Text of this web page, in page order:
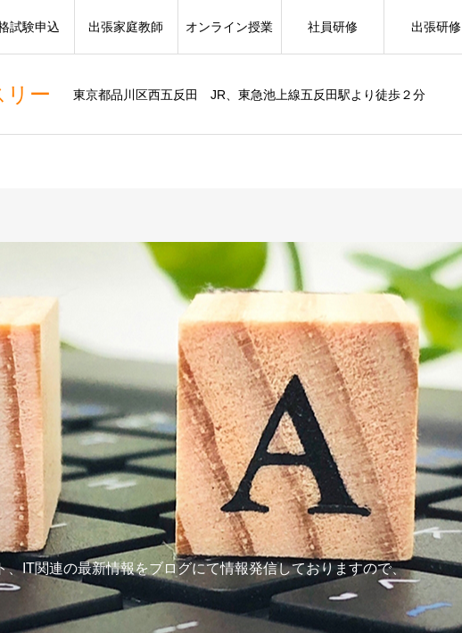
リー 東京都品川区西五反田 JR、東急池上線五反田駅より徒歩２分
試験申込 出張家庭教師 オンライン授業 社員研修 出張研修
、IT関連の最新情報をブログにて情報発信しておりますので、